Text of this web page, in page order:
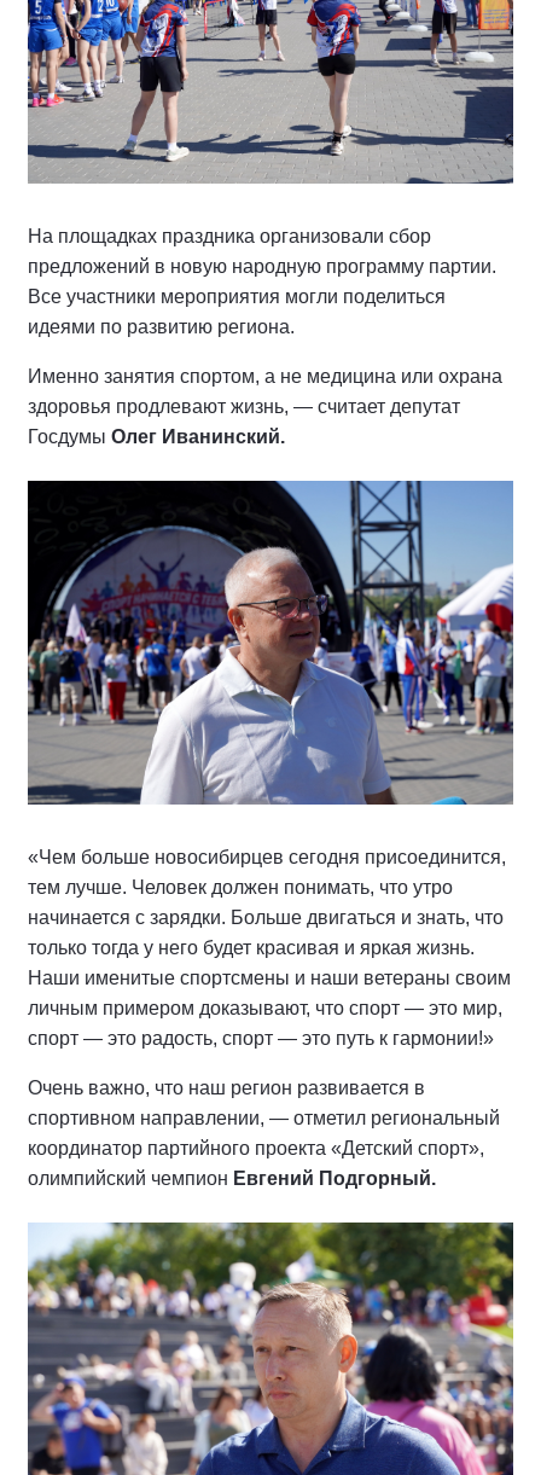
На площадках праздника организовали сбор
предложений в новую народную программу партии.
Все участники мероприятия могли поделиться
идеями по развитию региона.
Именно занятия спортом, а не медицина или охрана
здоровья продлевают жизнь, — считает депутат
Госдумы Олег Иванинский.
«Чем больше новосибирцев сегодня присоединится,
тем лучше. Человек должен понимать, что утро
начинается с зарядки. Больше двигаться и знать, что
только тогда у него будет красивая и яркая жизнь.
Наши именитые спортсмены и наши ветераны своим
личным примером доказывают, что спорт — это мир,
спорт — это радость, спорт — это путь к гармонии!»
Очень важно, что наш регион развивается в
спортивном направлении, — отметил региональный
координатор партийного проекта «Детский спорт»,
олимпийский чемпион Евгений Подгорный.